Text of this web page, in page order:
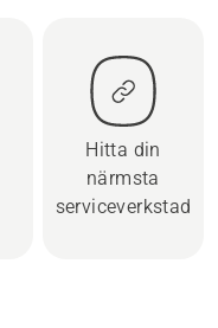
Hitta din
närmsta
serviceverkstad